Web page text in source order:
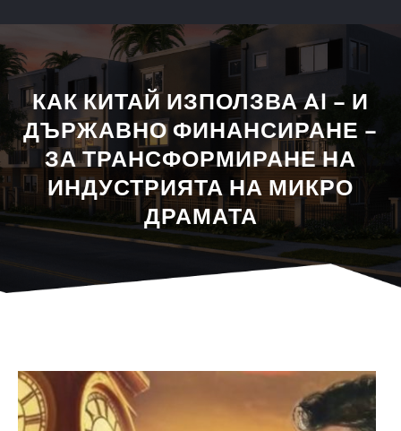
КАК КИТАЙ ИЗПОЛЗВА AI – И
ДЪРЖАВНО ФИНАНСИРАНЕ –
ЗА ТРАНСФОРМИРАНЕ НА
ИНДУСТРИЯТА НА МИКРО
ДРАМАТА